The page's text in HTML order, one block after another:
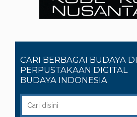
CARI BERBAGAI BUDAYA DI
PERPUSTAKAAN DIGITAL
BUDAYA INDONESIA